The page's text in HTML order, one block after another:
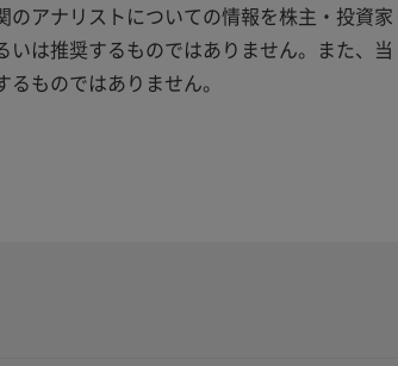
アナリストについての情報を株主・投資家
は推奨するものではありません。また、当
ものではありません。